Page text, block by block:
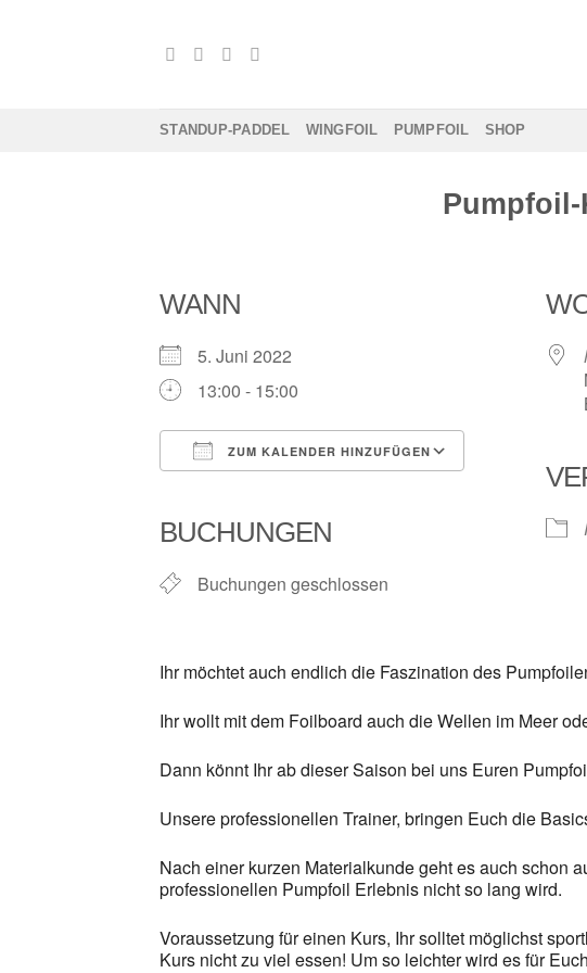
STANDUP-PADDEL WINGFOIL PUMPFOIL SHOP
WANN
5. Juni 2022
13:00 - 15:00
ZUM KALENDER HINZUFÜGEN
Google
BUCHUNGEN
Buchungen geschlossen
Ihr möchtet auch endlich die Faszination des
Ihr wollt mit dem Foilboard auch die Wellen im Meer
Dann könnt Ihr ab dieser Saison bei uns Euren
Unsere professionellen Trainer, bringen Euch die
Nach einer kurzen Materialkunde geht es auch schon
professionellen Pumpfoil Erlebnis nicht so lang wird.
Voraussetzung für einen Kurs, Ihr solltet möglichst
Kurs nicht zu viel essen! Um so leichter wird es für